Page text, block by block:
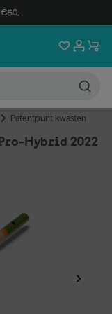
€50,-
Patentpunt kwasten
Hybrid 2022